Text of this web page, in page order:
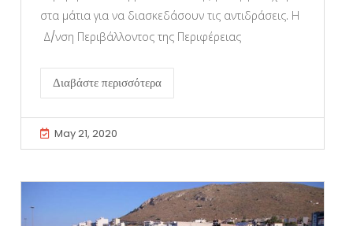
στα μάτια για να διασκεδάσουν τις αντιδράσεις. Η
Δ/νση Περιβάλλοντος της Περιφέρειας
Διαβάστε περισσότερα
May 21, 2020